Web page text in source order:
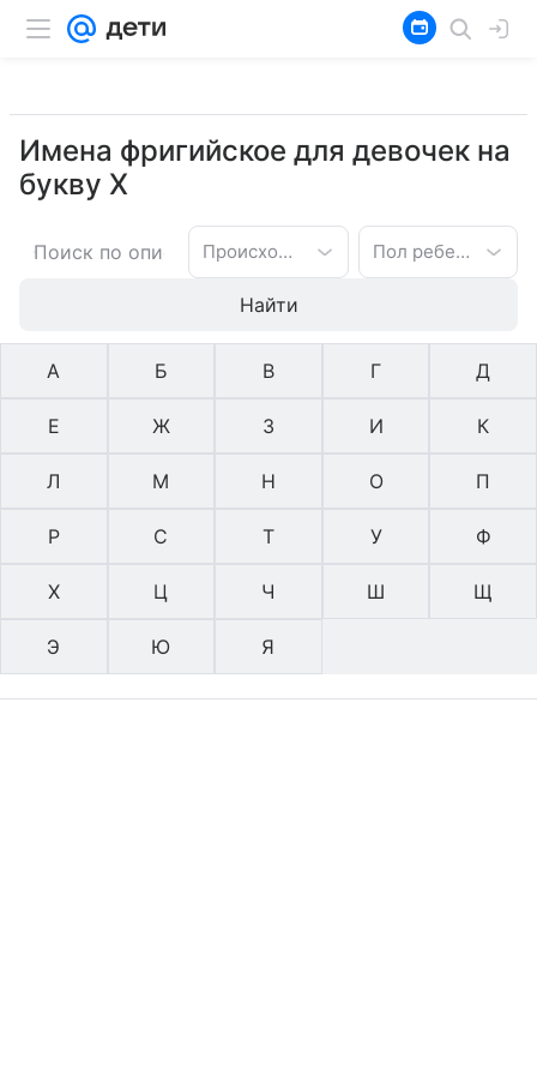
Имена фригийское для девочек на
букву Х
Происхождение имени Пол ребенка
Найти
А Б В Г Д
Е Ж З И К
Л М Н О П
Р С Т У Ф
Х Ц Ч Ш Щ
Э Ю Я